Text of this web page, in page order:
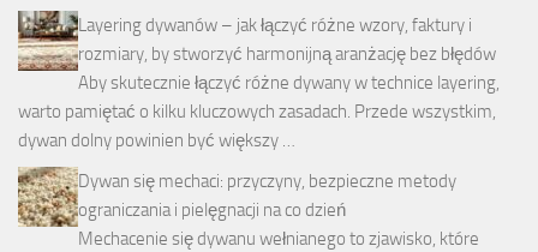
Layering dywanów – jak łączyć różne wzory, faktury i
rozmiary, by stworzyć harmonijną aranżację bez błędów
Aby skutecznie łączyć różne dywany w technice layering,
warto pamiętać o kilku kluczowych zasadach. Przede wszystkim,
dywan dolny powinien być większy …
Dywan się mechaci: przyczyny, bezpieczne metody
ograniczania i pielęgnacji na co dzień
Mechacenie się dywanu wełnianego to zjawisko, które